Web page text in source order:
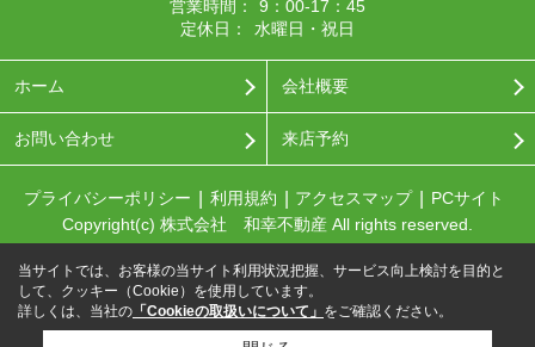
営業時間：
9：00-17：45
定休日：
水曜日・祝日
ホーム 会社概要
お問い合わせ 来店予約
プライバシーポリシー 利用規約 アクセスマップ
PCサイト
Copyright(c) 株式会社 和幸不動産 All rights reserved.
当サイトでは、お客様の当サイト利用状況把握、サービス向上検討を目的と
して、クッキー（Cookie）を使用しています。
詳しくは、当社の 「Cookieの取扱いについて」 をご確認ください。